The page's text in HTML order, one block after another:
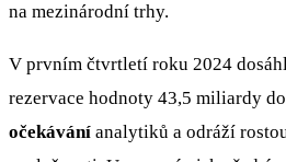
na mezinárodní trhy.
V prvním čtvrtletí roku 2024
rezervace hodnoty 43,5 miliardy
očekávání analytiků a odráží